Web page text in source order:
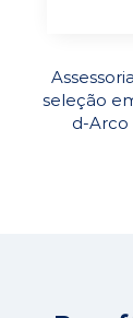
seleção
d-Arco